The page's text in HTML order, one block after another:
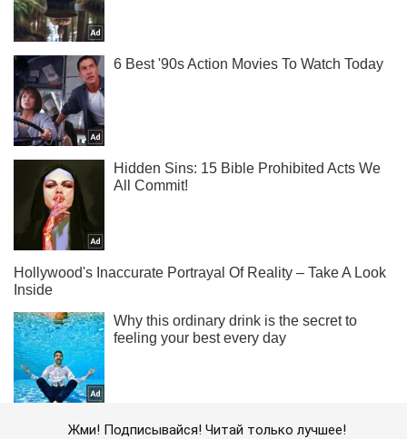
Жми! Подписывайся! Читай только лучшее!